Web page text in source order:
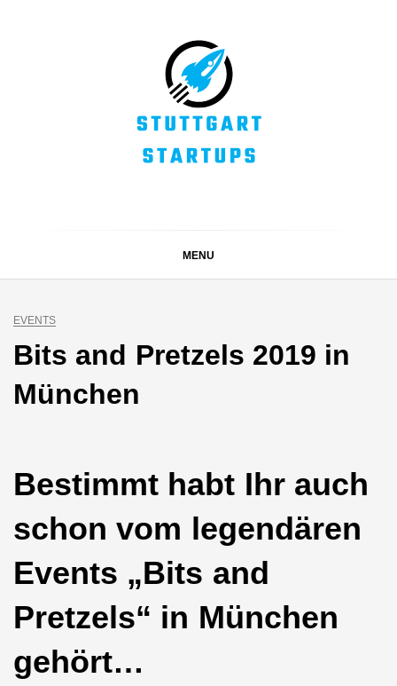
MENU
EVENTS
Bits and Pretzels 2019 in
München
Bestimmt habt Ihr auch
schon vom legendären
Events „Bits and
Pretzels“ in München
gehört…